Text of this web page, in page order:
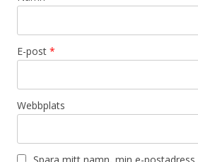
E-post *
Webbplats